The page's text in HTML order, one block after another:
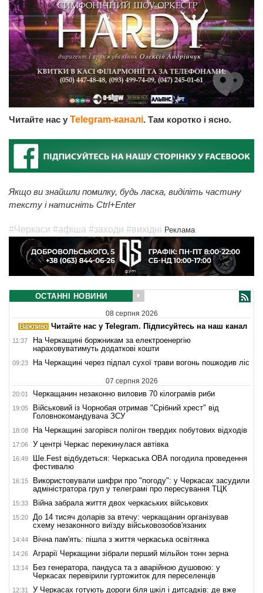
Читайте нас у Telegram-каналі. Там коротко і ясно.
Якщо ви знайшли помилку, будь ласка, виділіть частину
тексту і натисніть Ctrl+Enter
#Черкаси #афіша #заходи #вихідні Реклама
ОСТАННІ НОВИНИ
08 серпня 2026
Читайте нас у Telegram. Підписуйтесь на наш канал
11:37
На Черкащині боржникам за електроенергію
нараховуватимуть додаткові кошти
09:23 На Черкащині через підпал сухої трави вогонь пошкодив ліс
07 серпня 2026
20:01 Черкащанин незаконно виловив 70 кілограмів риби
19:05
Військовий із Чорнобая отримав "Срібний хрест" від
Головнокомандувача ЗСУ
18:08 На Черкащині загорівся полігон твердих побутових відходів
17:06 У центрі Черкас перекинулася автівка
16:49
Ше.Fest відбудеться: Черкаська ОВА погодила проведення
фестивалю
16:15
Використовували шифри про "погоду": у Черкасах засудили
адміністратора груп у телеграмі про пересування ТЦК
15:33 Війна забрала життя двох черкаських військових
15:20
До 14 тисяч доларів за втечу: черкащанин організував
схему незаконного виїзду військовозобов'язаних
14:44 Вічна пам'ять: пішла з життя черкаська освітянка
14:26 Аграрії Черкащини зібрали перший мільйон тонн зерна
13:14
Без генератора, пандуса та з аварійною душовою: у
Черкасах перевірили гуртожиток для переселенців
12:31 У Черкасах готують дороги біля шкіл і дитсадків: де вже